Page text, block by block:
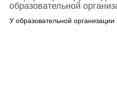
образовательной
У образовательной организации